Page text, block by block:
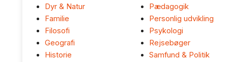
Dyr & Natur
Familie
Filosofi
Geografi
Historie
Pædagogik
Personlig udvikling
Psykologi
Rejsebøger
Samfund & Politik